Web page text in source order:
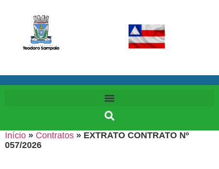
Início » Contratos » EXTRATO CONTRATO Nº
057/2026